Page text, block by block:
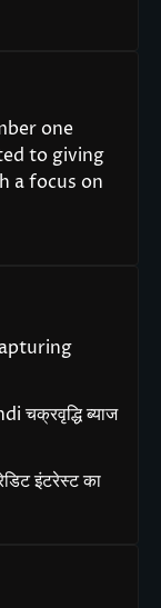
one
to giving
a focus on
ब्याज
इंटरेस्ट का